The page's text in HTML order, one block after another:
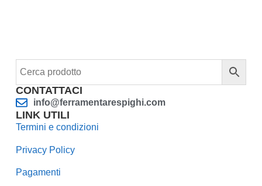
CONTATTACI
info@ferramentarespighi.com
LINK UTILI
Termini e condizioni
Privacy Policy
Pagamenti